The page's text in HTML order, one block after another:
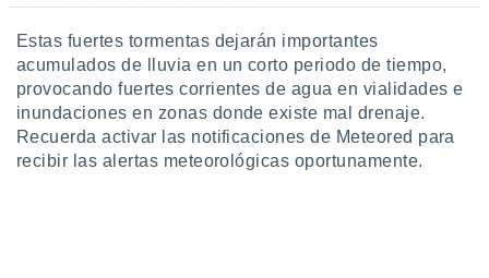
Estas fuertes tormentas dejarán importantes
acumulados de lluvia en un corto periodo de tiempo,
provocando fuertes corrientes de agua en vialidades e
inundaciones en zonas donde existe mal drenaje.
Recuerda activar las notificaciones de Meteored para
recibir las alertas meteorológicas oportunamente.